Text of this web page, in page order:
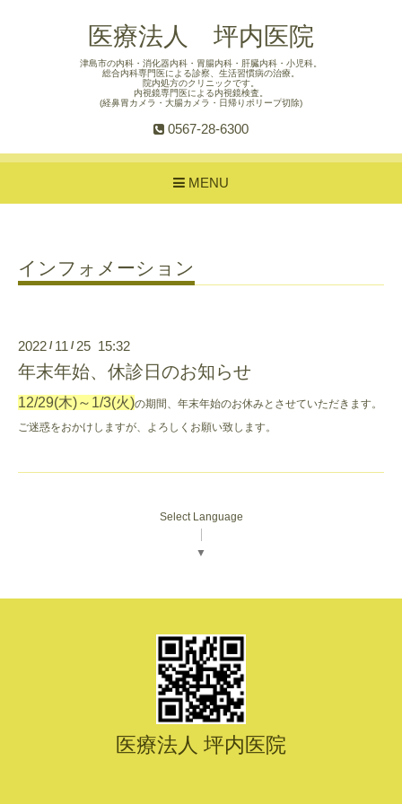
医療法人 坪内医院
津島市の内科・消化器内科・胃腸内科・肝臓内科・小児科。
総合内科専門医による診察、生活習慣病の治療。
院内処方のクリニックです。
内視鏡専門医による内視鏡検査。
(経鼻胃カメラ・大腸カメラ・日帰りポリープ切除)
0567-28-6300
MENU
インフォメーション
2022 / 11 / 25 15:32
年末年始、休診日のお知らせ
12/29(木)～1/3(火)の期間、年末年始のお休みとさせていただきます。
ご迷惑をおかけしますが、よろしくお願い致します。
Select Language
▼
医療法人 坪内医院